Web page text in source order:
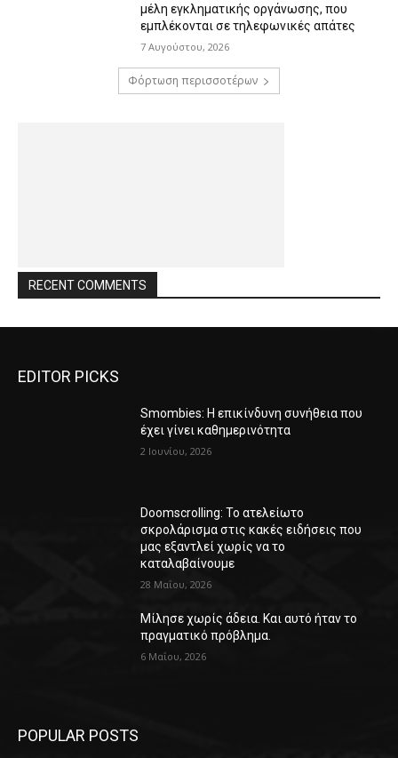
μέλη εγκληματικής οργάνωσης, που
εμπλέκονται σε τηλεφωνικές απάτες
7 Αυγούστου, 2026
Φόρτωση περισσοτέρων
RECENT COMMENTS
EDITOR PICKS
Smombies: Η επικίνδυνη συνήθεια που
έχει γίνει καθημερινότητα
2 Ιουνίου, 2026
Doomscrolling: Το ατελείωτο
σκρολάρισμα στις κακές ειδήσεις που
μας εξαντλεί χωρίς να το
καταλαβαίνουμε
28 Μαΐου, 2026
Μίλησε χωρίς άδεια. Και αυτό ήταν το
πραγματικό πρόβλημα.
6 Μαΐου, 2026
POPULAR POSTS